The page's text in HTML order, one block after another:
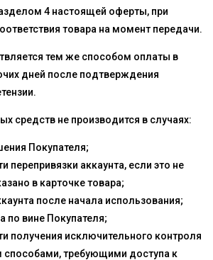
4 настоящей оферты, при
товара на момент передачи.
тем же способом оплаты в
дней после подтверждения
средств не производится в случаях:
Покупателя;
перепривязки аккаунта, если это не
в карточке товара;
после начала использования;
по вине Покупателя;
получения исключительного контроля
способами, требующими доступа к